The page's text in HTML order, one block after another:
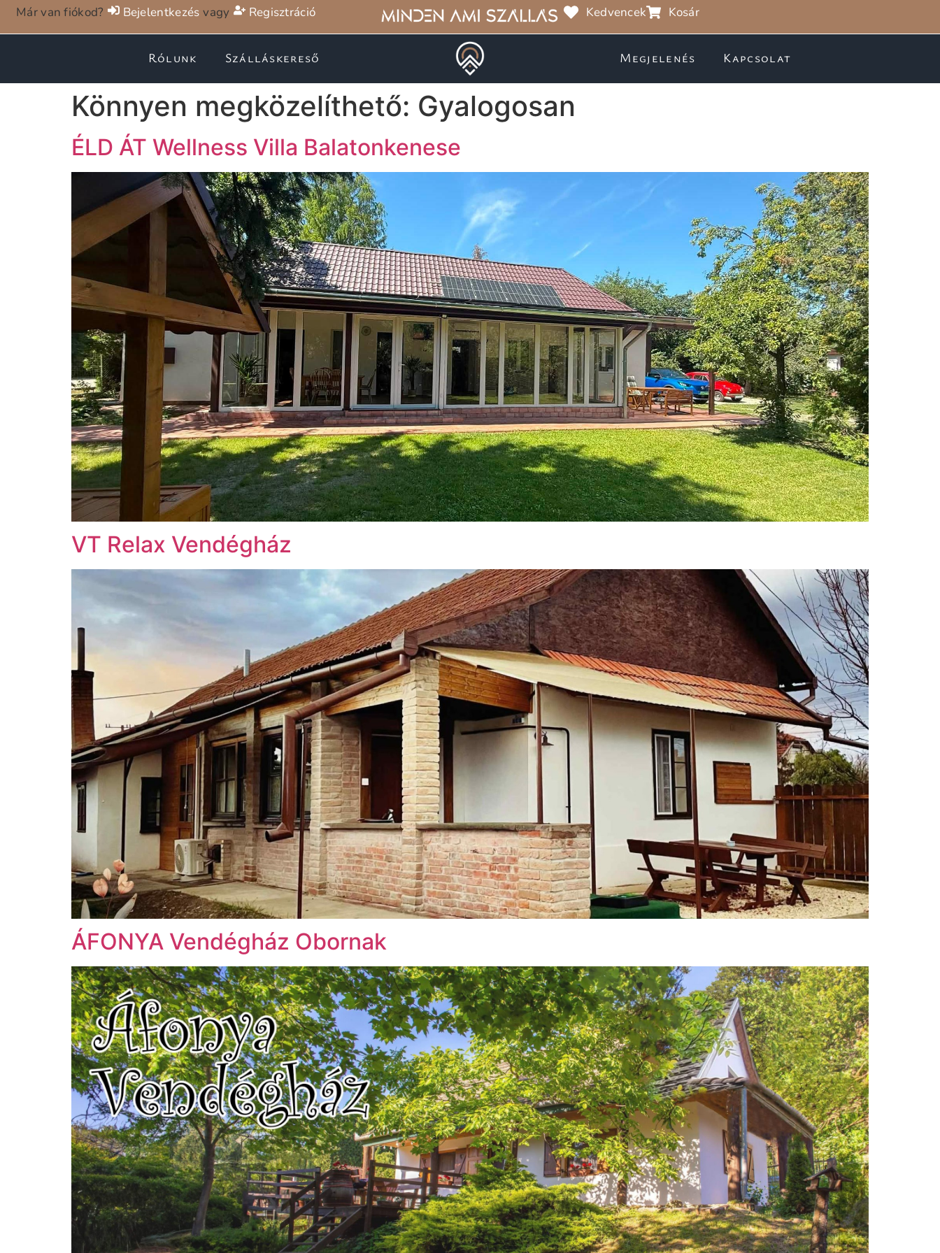
Már van fiókod? Bejelentkezés vagy Regisztráció Kedvencek Kosár
Rólunk Szálláskereső Megjelenés Kapcsolat
Könnyen megközelíthető: Gyalogosan
ÉLD ÁT Wellness Villa Balatonkenese
VT Relax Vendégház
ÁFONYA Vendégház Obornak